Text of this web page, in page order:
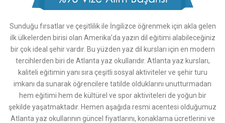
Sunduğu fırsatlar ve çeşitlilik ile İngilizce öğrenmek için akla gelen
ilk ülkelerden birisi olan Amerika’da yazın dil eğitimi alabileceğiniz
bir çok ideal şehir vardır. Bu yüzden yaz dil kursları için en modern
tercihlerden biri de Atlanta yaz okullarıdır. Atlanta yaz kursları,
kaliteli eğitimin yanı sıra çeşitli sosyal aktiviteler ve şehir turu
imkanı da sunarak öğrencilere tatilde olduklarını unutturmadan
hem eğitimi hem de kültürel ve spor aktiviteleri de yoğun bir
şekilde yaşatmaktadır. Hemen aşağıda resmi acentesi olduğumuz
Atlanta yaz okullarının güncel fiyatlarını, konaklama ücretlerini ve